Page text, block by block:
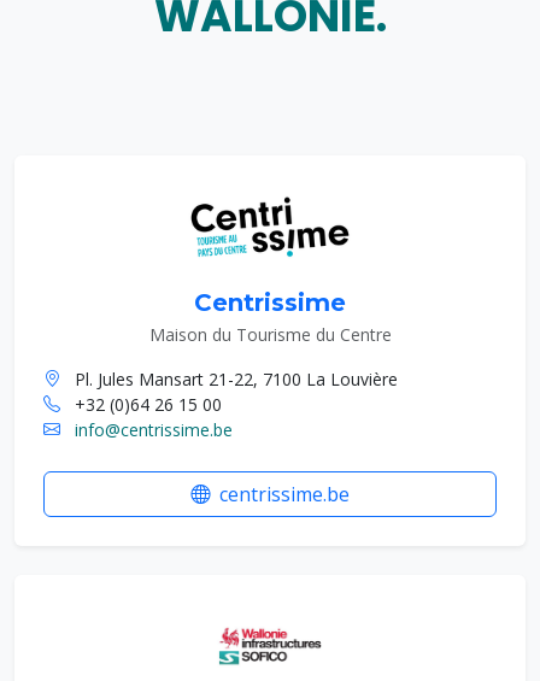
WALLONIE.
Centrissime
Maison du Tourisme du Centre
Pl. Jules Mansart 21-22, 7100 La Louvière
+32 (0)64 26 15 00
info@centrissime.be
centrissime.be